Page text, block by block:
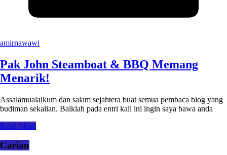
amirnawawi
Pak John Steamboat & BBQ Memang
Menarik!
Assalamualaikum dan salam sejahtera buat semua pembaca blog yang
budiman sekalian. Baiklah pada entri kali ini ingin saya bawa anda
Read More
Carian